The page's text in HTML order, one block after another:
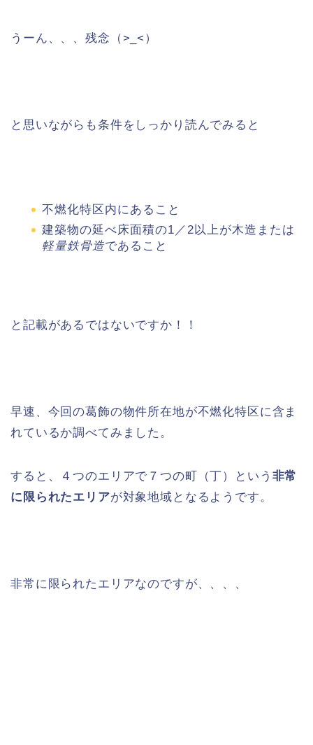
うーん、、、残念（>_<）
と思いながらも条件をしっかり読んでみると
不燃化特区内にあること
建築物の延べ床面積の1／2以上が木造または
軽量鉄骨造であること
と記載があるではないですか！！
早速、今回の葛飾の物件所在地が不燃化特区に含ま
れているか調べてみました。
すると、４つのエリアで７つの町（丁）という 非常
に限られたエリアが対象地域となるようです。
非常に限られたエリアなのですが、、、、